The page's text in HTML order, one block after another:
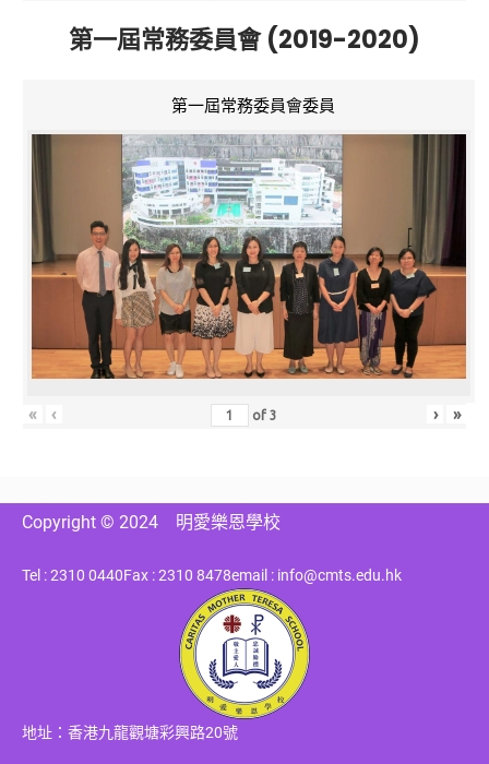
第一屆常務委員會 (2019-2020)
第一屆常務委員會委員
« ‹ of3 › »
Copyright © 2024 明愛樂恩學校
Tel : 2310 0440Fax : 2310 8478email : info@cmts.edu.hk
地址：香港九龍觀塘彩興路20號